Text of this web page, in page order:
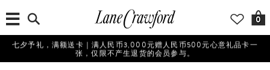
0
七夕予礼，满额送卡｜满人民币3,000元赠人民币500元心意礼品卡一
张，仅限不产生退货的会员参与。